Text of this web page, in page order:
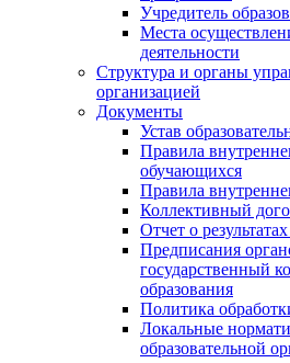
Учредитель
Места
деятельности
Структура и органы
организацией
Документы
Устав
Правила
обучающихся
Правила
Коллективный
Отчет о
Предписания
государственный
образования
Политика
Локальные
образовательной